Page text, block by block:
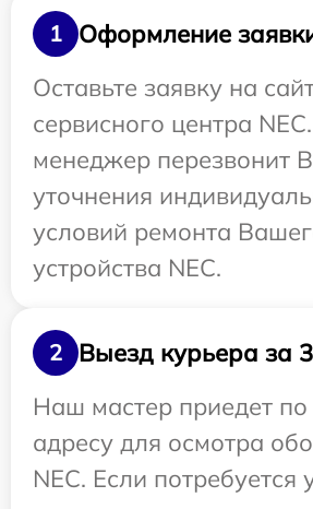
1
Оформление
Оставьте заявку на
сервисного центра
менеджер перезвонит
уточнения
условий ремонта
устройства NEC.
2
Выезд курьера за
Наш мастер приедет
адресу для осмотра
NEC. Если потребуется